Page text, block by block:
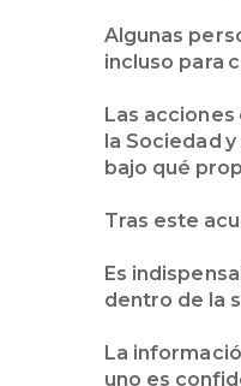
Algunas
incluso para
Las
la Sociedad
bajo qué
Tras este
Es
dentro de la
La
uno es